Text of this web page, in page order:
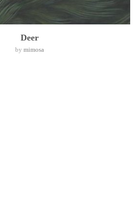
Deer
by mimosa